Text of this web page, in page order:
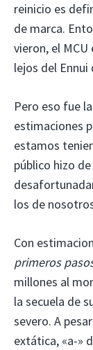
reinicio es
de marca.
vieron, el
lejos del
Pero eso fue
estimaciones
estamos
público hizo
los de
Con
primeros
millones al
la secuela de
severo. A
extática, «a-»